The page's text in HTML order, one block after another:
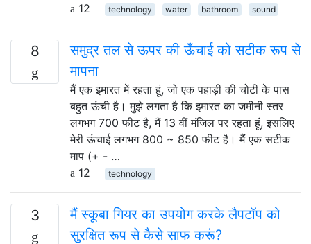
12
technology water bathroom sound
8
समुद्र तल से ऊपर की ऊँचाई को सटीक रूप से
मापना
मैं एक इमारत में रहता हूं, जो एक पहाड़ी की चोटी के पास
बहुत ऊंची है। मुझे लगता है कि इमारत का जमीनी स्तर
लगभग 700 फीट है, मैं 13 वीं मंजिल पर रहता हूं, इसलिए
मेरी ऊंचाई लगभग 800 ~ 850 फीट है। मैं एक सटीक
माप (+ - …
12
technology
3
मैं स्कूबा गियर का उपयोग करके लैपटॉप को
सुरक्षित रूप से कैसे साफ करूं?